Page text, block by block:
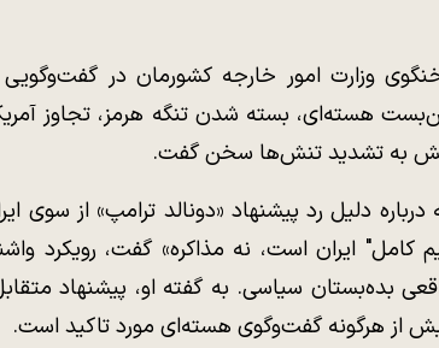
وزارت امور خارجه کشورمان در گفت‌وگویی
بن‌بست هسته‌ای، بسته شدن تنگه هرمز، تجاوز
به تشدید تنش‌ها سخن گفت.
دلیل رد پیشنهاد «دونالد ترامپ» از سوی
کامل" ایران است، نه مذاکره» گفت، رویکرد
بده‌بستان سیاسی. به گفته او، پیشنهاد
از هرگونه گفت‌وگوی هسته‌ای مورد تاکید است.